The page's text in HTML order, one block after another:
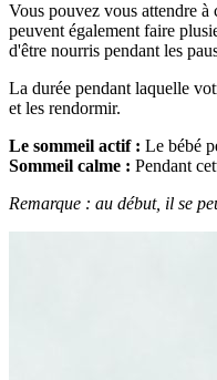
Vous pouvez vous attendre à
peuvent également faire
d'être nourris pendant les
La durée pendant laquelle
et les rendormir.
Le sommeil actif : Le bébé
Sommeil calme : Pendant
Remarque : au début, il se